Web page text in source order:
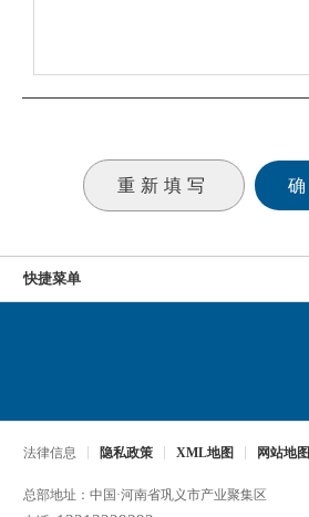
快捷菜单
法律信息 隐私政策 XML地图 网站地图
总部地址：中国·河南省巩义市产业聚集区